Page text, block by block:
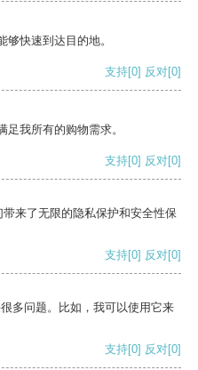
快速到达目的地。
支持[0] 反对[0]
我所有的购物需求。
支持[0] 反对[0]
来了无限的隐私保护和安全性保
支持[0] 反对[0]
多问题。比如，我可以使用它来
支持[0] 反对[0]